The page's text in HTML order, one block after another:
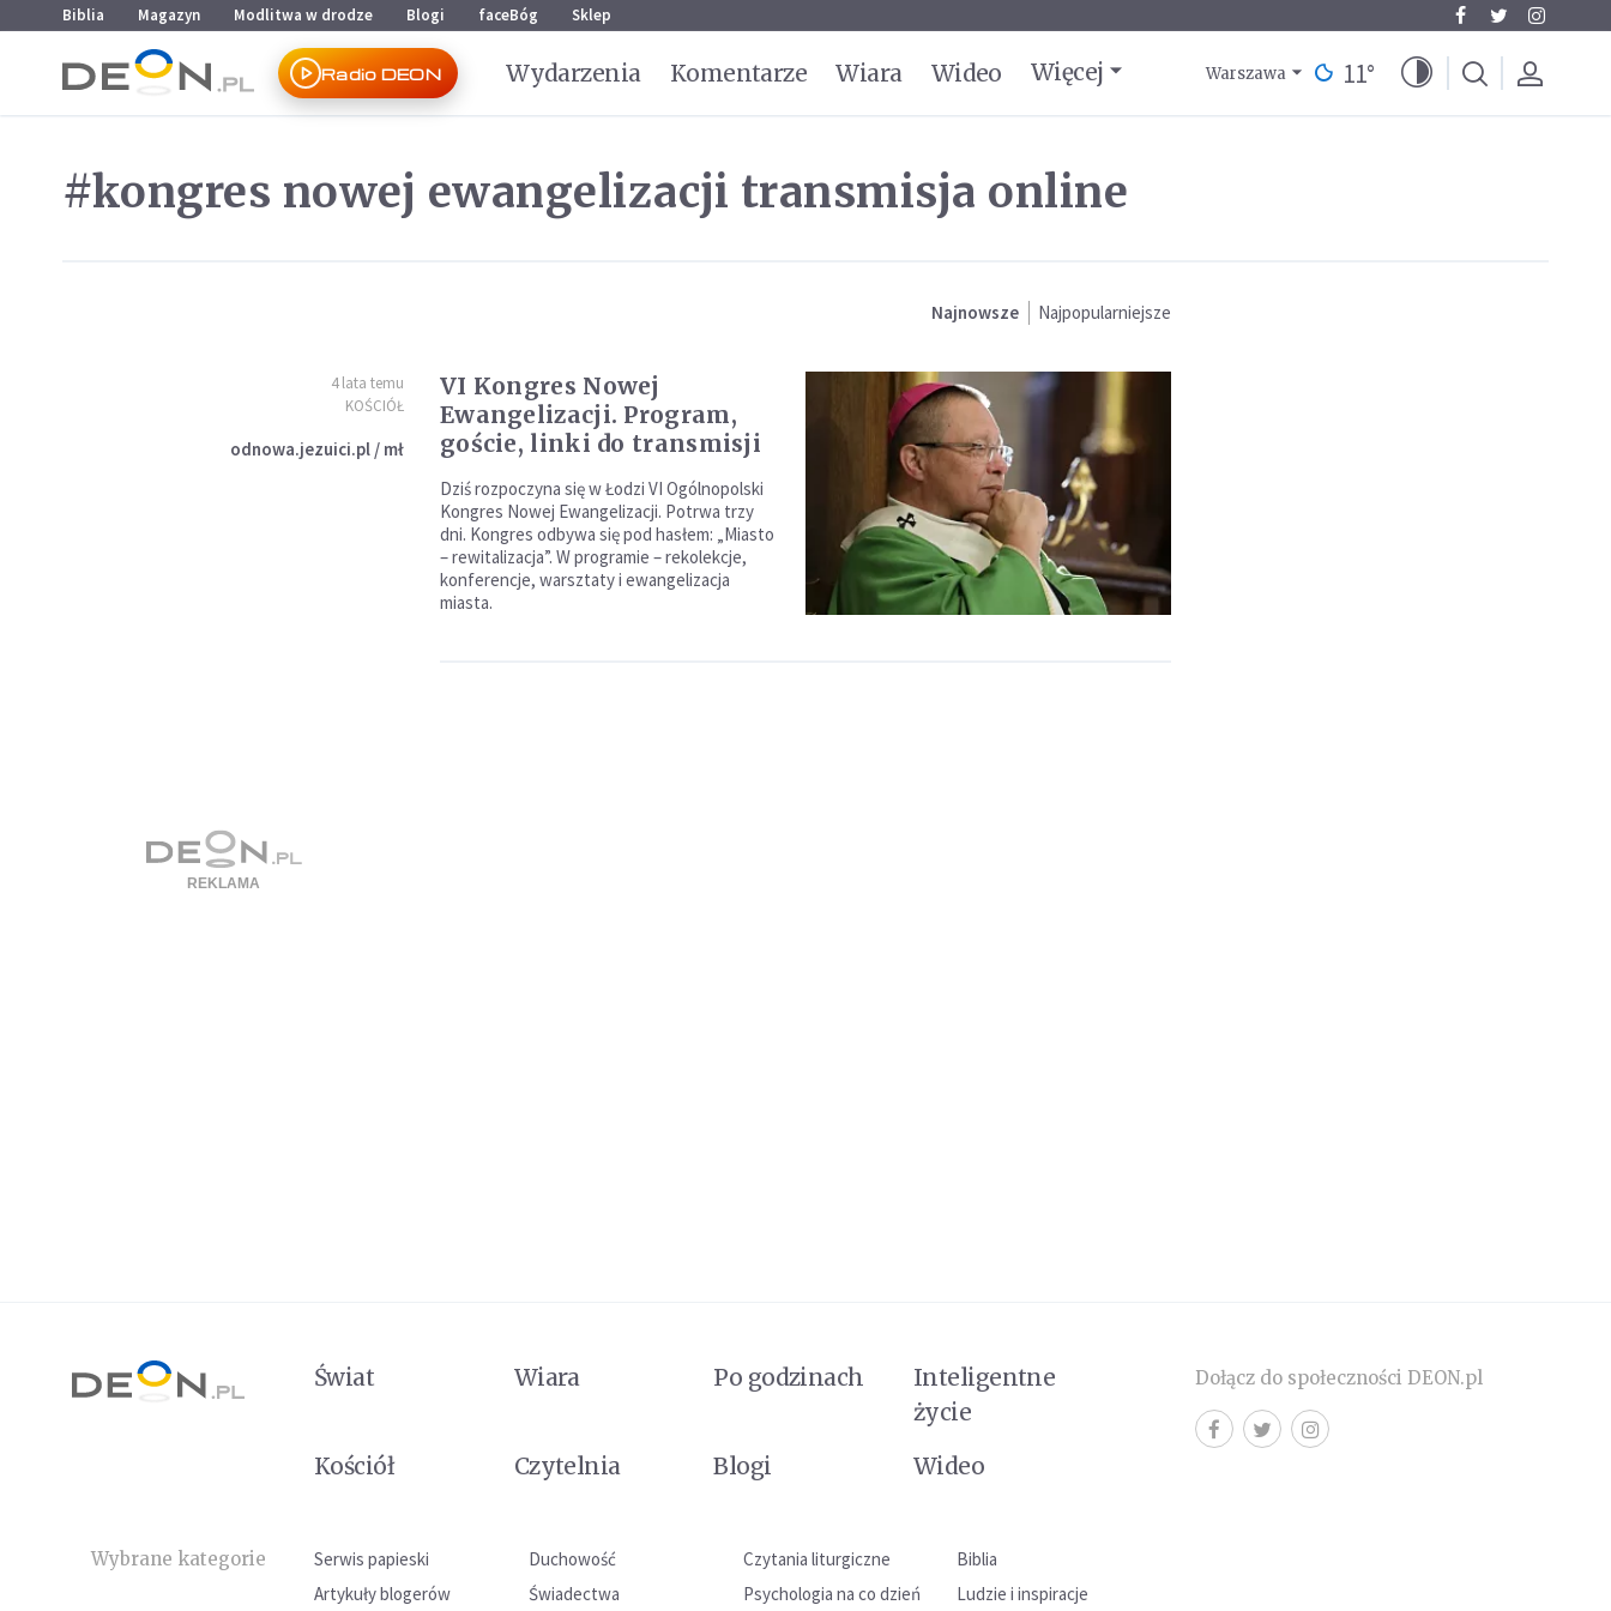
Przejdź do menu głównego
Przejdź do treści
Biblia Magazyn Modlitwa w drodze Blogi faceBóg Sklep
Radio DEON Wydarzenia Komentarze Wiara Wideo Więcej Warszawa 11°
#kongres nowej ewangelizacji transmisja online
Najnowsze Najpopularniejsze
4 lata temu
KOŚCIÓŁ
odnowa.jezuici.pl / mł
VI Kongres Nowej
Ewangelizacji. Program,
goście, linki do transmisji
Dziś rozpoczyna się w Łodzi VI Ogólnopolski
Kongres Nowej Ewangelizacji. Potrwa trzy
dni. Kongres odbywa się pod hasłem: „Miasto
– rewitalizacja”. W programie – rekolekcje,
konferencje, warsztaty i ewangelizacja
miasta.
Świat Wiara Po godzinach
Inteligentne
życie
Kościół
Czytelnia Blogi Wideo
Wybrane kategorie Serwis papieski Duchowość Czytania liturgiczne
Biblia
Artykuły blogerów
Świadectwa Psychologia na co dzień Ludzie i inspiracje
Dołącz do społeczności DEON.pl